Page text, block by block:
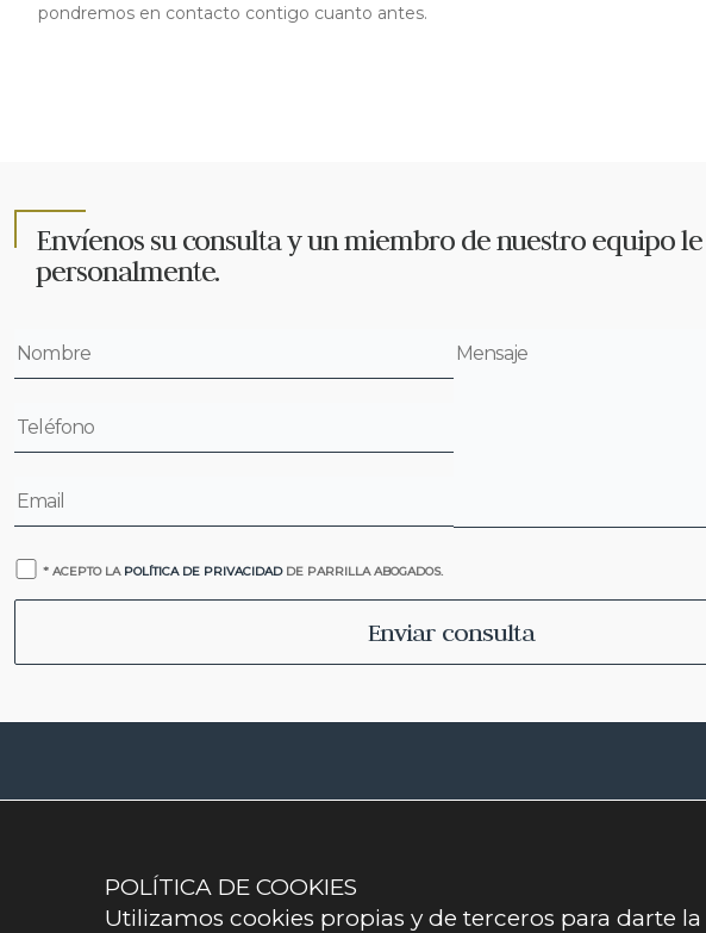
pondremos en contacto contigo cuanto antes.
Envíenos su consulta y un miembro de nuestro equipo
personalmente.
* ACEPTO LA POLÍTICA DE PRIVACIDADDE PARRILLA ABOGADOS.
POLÍTICA DE COOKIES
Utilizamos cookies propias y de terceros para darte